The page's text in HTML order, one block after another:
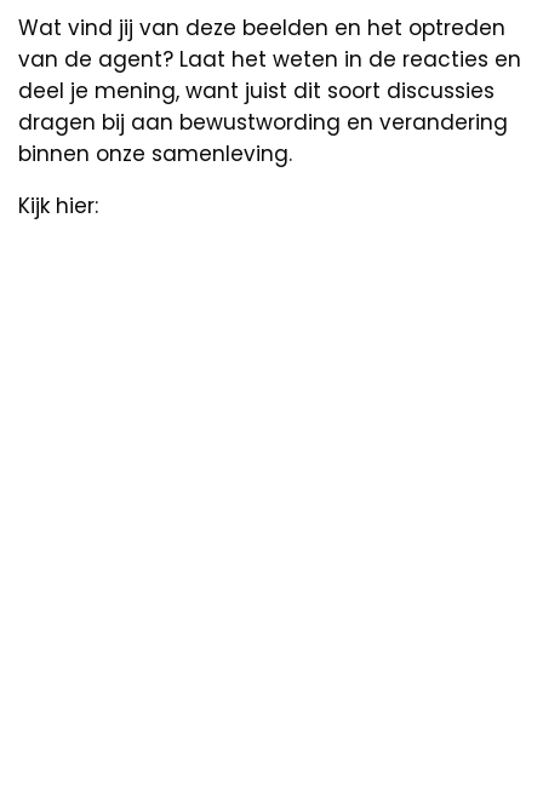
Wat vind jij van deze beelden en het optreden
van de agent? Laat het weten in de reacties en
deel je mening, want juist dit soort discussies
dragen bij aan bewustwording en verandering
binnen onze samenleving.
Kijk hier: